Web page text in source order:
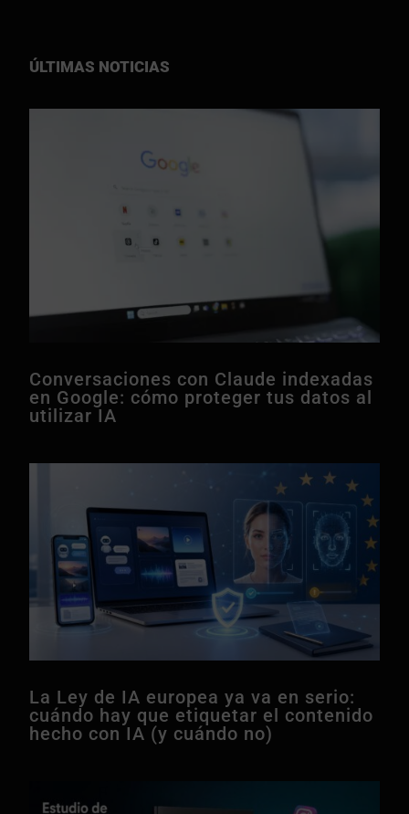
ÚLTIMAS NOTICIAS
Conversaciones con Claude indexadas
en Google: cómo proteger tus datos al
utilizar IA
La Ley de IA europea ya va en serio:
cuándo hay que etiquetar el contenido
hecho con IA (y cuándo no)